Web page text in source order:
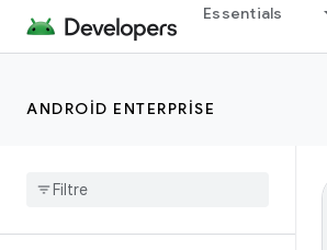
Essentials
ANDROID ENTERPRISE